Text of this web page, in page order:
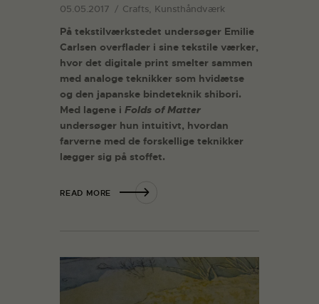
05.05.2017 Crafts, Kunsthåndværk
På tekstilværkstedet undersøger Emilie
Carlsen overflader i sine tekstile værker,
hvor det digitale print smelter sammen
med analoge teknikker som hvidætse
og den japanske bindeteknik shibori.
Med lagene i Folds of Matter
undersøger hun intuitivt, hvordan
farverne med de forskellige teknikker
lægger sig på stoffet.
READ MORE